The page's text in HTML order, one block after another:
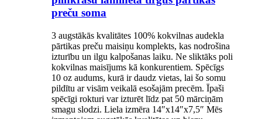
preču soma
3 augstākās kvalitātes 100% kokvilnas audekla
pārtikas preču maisiņu komplekts, kas nodrošina
izturību un ilgu kalpošanas laiku. Ne sliktāks poli
kokvilnas maisījums kā konkurentiem. Spēcīgs
10 oz audums, kurā ir daudz vietas, lai šo somu
pildītu ar visām veikalā esošajām precēm. Īpaši
spēcīgi rokturi var izturēt līdz pat 50 mārciņām
smagu slodzi. Liela izmēra 14″x14″x7,5″ Mēs